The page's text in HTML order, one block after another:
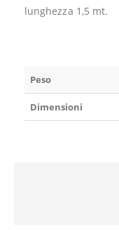
lunghezza 1,5 mt.
Peso
Dimensioni